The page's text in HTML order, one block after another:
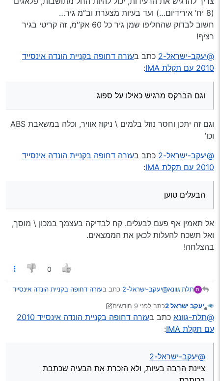
(8 יח’ אירידיום…) ועד בעיות מצערת וב’‘מ גיר…
חשוב לבדוק שהחליפו שמן גיר כל 60 אק’'מ, זה קריטי בגיר
רציף!
@יעקב-ישראל-2
כתב בעזרה דחופה בקניית הונדה אינסייד
2010 עם תקלת IMA
:
וגם הברקס מרגיש כאילו על ספוג
וגם זה יתכן וחסר נוזל בלמים \ ניקוז אוויר, וכלה במשאבת ABS
וכו’
@יעקב-ישראל-2
כתב בעזרה דחופה בקניית הונדה אינסייד
2010 עם תקלת IMA
:
הבעלים טוען
אל תאמין אף פעם לבעלים. קח לבדיקה בעצמך במכון \ מוסך,
ואל תשכח להעלות לכאן את הממצאים.
בהצלחה!
0
ת תלת גוונא@יעקב-ישראל-2 כתב בעזרה דחופה בקניית הונדה אינסייד
תקלה קוד IMA
צריך לבדוק טוב
@יעקב-ישראל-2
2010 עם תקלת IMA
:
מנותק
יעקב ישראל 2 כתב לפני 9 חודשים
נערך לאחרונה על ידי יעקב ישראל 2
@תלת-גוונא כתב ב
עזרה דחופה בקניית הונדה אינסייד 2010
עם תקלת IMA
:
@יעקב-ישראל-2
ציינת הרבה בעיות, ולא הזכרת את הבעיה שכתבת